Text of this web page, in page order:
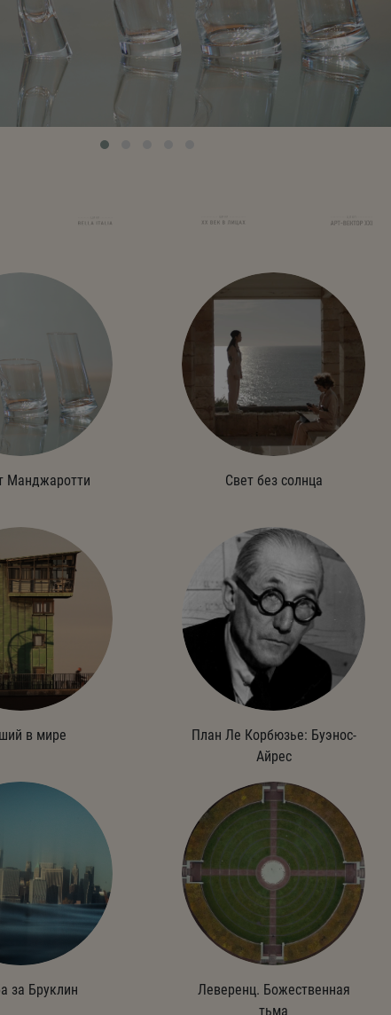
Манджаротти Свет без солнца
в мире
План Ле Корбюзье: Буэнос-
Айрес
за Бруклин
Леверенц. Божественная
тьма